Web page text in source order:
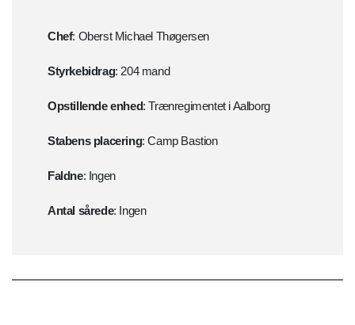
Chef: Oberst Michael Thøgersen
Styrkebidrag: 204 mand
Opstillende enhed: Trænregimentet i Aalborg
Stabens placering: Camp Bastion
Faldne: Ingen
Antal sårede: Ingen